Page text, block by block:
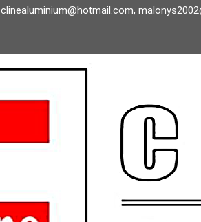
clinealuminium@hotmail.com,